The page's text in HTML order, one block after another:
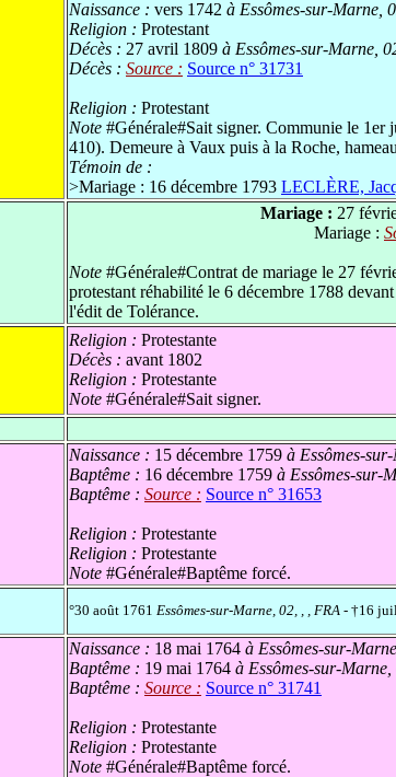
Naissance : vers 1742 à Essômes-sur-Marne,
Religion : Protestant
Décès : 27 avril 1809 à Essômes-sur-Marne,
Décès : Source : Source n° 31731
Religion : Protestant
Note #Générale#Sait signer. Communie le 1er
410). Demeure à Vaux puis à la Roche,
Témoin de :
>Mariage : 16 décembre 1793 LECLÈRE,
Mariage : 27
Mariage :
Note #Générale#Contrat de mariage le 27
protestant réhabilité le 6 décembre 1788
l'édit de Tolérance.
Religion : Protestante
Décès : avant 1802
Religion : Protestante
Note #Générale#Sait signer.
Naissance : 15 décembre 1759 à Essômes-
Baptême : 16 décembre 1759 à Essômes-sur-
Baptême : Source : Source n° 31653
Religion : Protestante
Religion : Protestante
Note #Générale#Baptême forcé.
°30 août 1761 Essômes-sur-Marne, 02, , , FRA - †16
Naissance : 18 mai 1764 à Essômes-sur-
Baptême : 19 mai 1764 à Essômes-sur-
Baptême : Source : Source n° 31741
Religion : Protestante
Religion : Protestante
Note #Générale#Baptême forcé.